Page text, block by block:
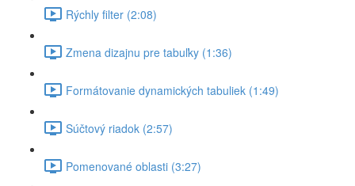
Rýchly filter (2:08)
Zmena dizajnu pre tabuľky (1:36)
Formátovanie dynamických tabuliek (1:49)
Súčtový riadok (2:57)
Pomenované oblasti (3:27)